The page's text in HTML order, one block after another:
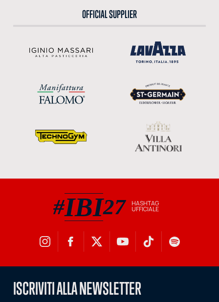
OFFICIAL SUPPLIER
#IBI27
#IBI27 hashtag ufficiale
HASHTAG
UFFICIALE
ISCRIVITI ALLA NEWSLETTER